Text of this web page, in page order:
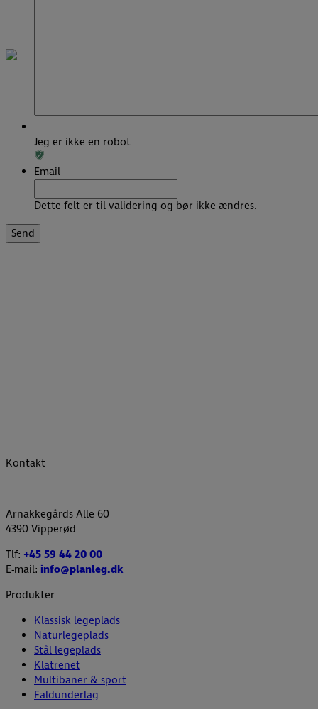
Jeg er ikke en robot
Email
Dette felt er til validering og bør ikke ændres.
Kontakt
Arnakkegårds Alle 60
4390 Vipperød
Tlf: +45 59 44 20 00
E-mail: info@planleg.dk
Produkter
Klassisk legeplads
Naturlegeplads
Stål legeplads
Klatrenet
Multibaner & sport
Faldunderlag